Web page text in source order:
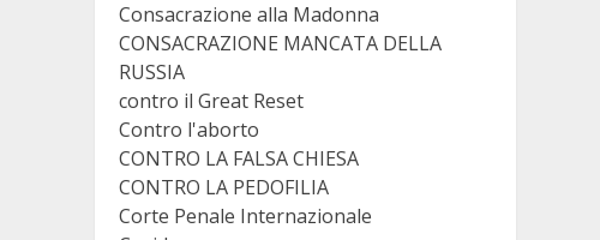
Consacrazione alla Madonna
CONSACRAZIONE MANCATA DELLA
RUSSIA
contro il Great Reset
Contro l'aborto
CONTRO LA FALSA CHIESA
CONTRO LA PEDOFILIA
Corte Penale Internazionale